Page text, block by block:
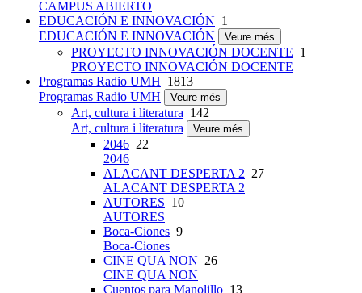
CAMPUS ABIERTO
EDUCACIÓN E INNOVACIÓN 1
EDUCACIÓN E INNOVACIÓN
Veure més
PROYECTO INNOVACIÓN DOCENTE 1
PROYECTO INNOVACIÓN DOCENTE
Programas Radio UMH 1813
Programas Radio UMH
Veure més
Art, cultura i literatura 142
Art, cultura i literatura
Veure més
2046 22
2046
ALACANT DESPERTA 2 27
ALACANT DESPERTA 2
AUTORES 10
AUTORES
Boca-Ciones 9
Boca-Ciones
CINE QUA NON 26
CINE QUA NON
Cuentos para Manolillo 13